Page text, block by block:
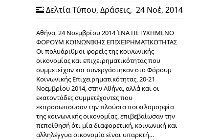
Δελτία Τύπου, Δράσεις, 24 Νοέ, 2014
Αθήνα, 24 Νοεμβρίου 2014 ΈΝΑ ΠΕΤΥΧΗΜΕΝΟ
ΦΟΡΟΥΜ ΚΟΙΝΩΝΙΚΗΣ ΕΠΙΧΕΙΡΗΜΑΤΙΚΟΤΗΤΑΣ
Oι πολυάριθμοι φορείς της κοινωνικής
οικονομίας και επιχειρηματικότητας που
συμμετείχαν και συνεργάστηκαν στο Φόρουμ
Κοινωνικής Επιχειρηματικότητας, 20-21
Νοεμβρίου 2014, στην Αθήνα, αλλά και οι
εκατοντάδες συμμετέχοντες που
εκπροσωπούσαν την πλούσια ποικιλομορφία
της κοινωνικής οικονομίας, επιβεβαίωσαν την
πεποίθησή ότι μία διαφορετική, κοινωνική και
αλληλέγγυα οικονομία είναι υπαρκτή…